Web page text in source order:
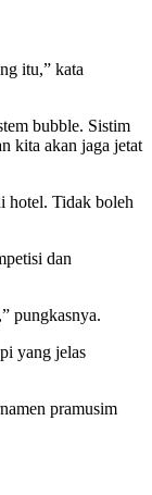
itu,” kata
bubble. Sistim
kita akan jaga jetat
hotel. Tidak boleh
dan
pungkasnya.
yang jelas
pramusim